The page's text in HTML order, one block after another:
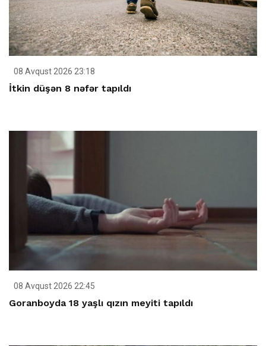
08 Avqust 2026 23:18
İtkin düşən 8 nəfər tapıldı
08 Avqust 2026 22:45
Goranboyda 18 yaşlı qızın meyiti tapıldı